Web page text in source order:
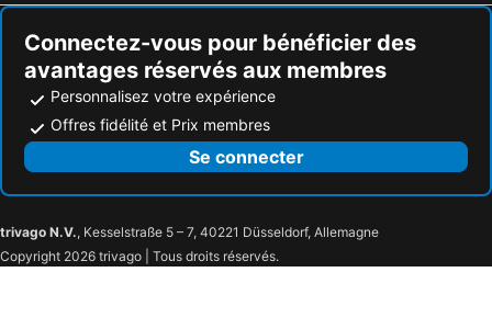
Connectez-vous pour bénéficier des
avantages réservés aux membres
Personnalisez votre expérience
Offres fidélité et Prix membres
Se connecter
trivago N.V., Kesselstraße 5 – 7, 40221 Düsseldorf, Allemagne
Copyright 2026 trivago | Tous droits réservés.